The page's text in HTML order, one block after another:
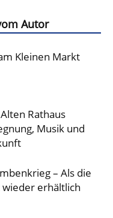
Autor
Kleinen Markt
Rathaus
Musik und
– Als die
wieder erhältlich